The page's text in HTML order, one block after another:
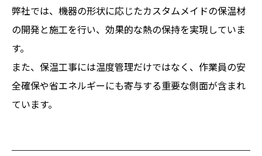
弊社では、機器の形状に応じたカスタムメイドの保温材
の開発と施工を行い、効果的な熱の保持を実現していま
す。
また、保温工事には温度管理だけではなく、作業員の安
全確保や省エネルギーにも寄与する重要な側面が含まれ
ています。